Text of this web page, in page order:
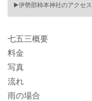
▶️伊勢部柿本神社のアクセス
七五三概要
料金
写真
流れ
雨の場合